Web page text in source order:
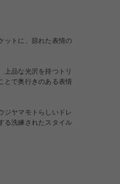
ットに、掠れた表情の
上品な光沢を持つトリ
とで奥行きのある表情
ジヤマモトらしいドレ
る洗練されたスタイル